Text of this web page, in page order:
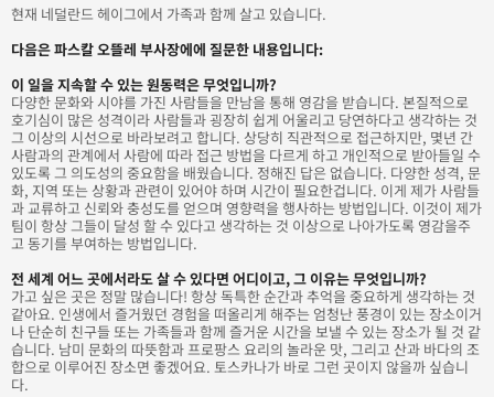
현재 네덜란드 헤이그에서 가족과 함께 살고 있습니다.
다음은 파스칼 오뜰레 부사장에에 질문한 내용입니다:
이 일을 지속할 수 있는 원동력은 무엇입니까?
다양한 문화와 시야를 가진 사람들을 만남을 통해 영감을 받습니다. 본질적으로
호기심이 많은 성격이라 사람들과 굉장히 쉽게 어울리고 당연하다고 생각하는 것
그 이상의 시선으로 바라보려고 합니다. 상당히 직관적으로 접근하지만, 몇년 간
사람과의 관계에서 사람에 따라 접근 방법을 다르게 하고 개인적으로 받아들일 수
있도록 그 의도성의 중요함을 배웠습니다. 정해진 답은 없습니다. 다양한 성격, 문
화, 지역 또는 상황과 관련이 있어야 하며 시간이 필요한겁니다. 이게 제가 사람들
과 교류하고 신뢰와 충성도를 얻으며 영향력을 행사하는 방법입니다. 이것이 제가
팀이 항상 그들이 달성 할 수 있다고 생각하는 것 이상으로 나아가도록 영감을주
고 동기를 부여하는 방법입니다.
전 세계 어느 곳에서라도 살 수 있다면 어디이고, 그 이유는 무엇입니까?
가고 싶은 곳은 정말 많습니다! 항상 독특한 순간과 추억을 중요하게 생각하는 것
같아요. 인생에서 즐거웠던 경험을 떠올리게 해주는 엄청난 풍경이 있는 장소이거
나 단순히 친구들 또는 가족들과 함께 즐거운 시간을 보낼 수 있는 장소가 될 것 같
습니다. 남미 문화의 따뜻함과 프로팡스 요리의 놀라운 맛, 그리고 산과 바다의 조
합으로 이루어진 장소면 좋겠어요. 토스카나가 바로 그런 곳이지 않을까 싶습니
다.